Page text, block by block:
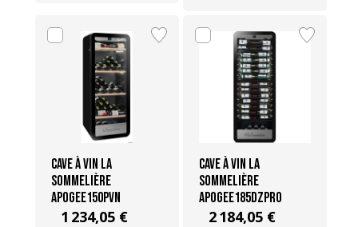
Cave à vin La
Sommelière
APOGEE150PVN
1 234,05 €
Cave à vin La
Sommelière
APOGEE185DZPRO
2 184,05 €